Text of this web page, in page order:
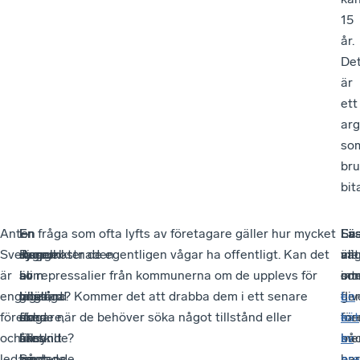
15
år.
är
ett
Anton
Svensson
är
engagerad
företagare,
och
–
Jag
som
inte
är
särskilt
En
djungel
av
tillstånd
och
tillsyn.
–
Regelkostnaden
är
höga,
förra
året
En fråga som ofta lyfts av företagare gäller hur mycket
synpunkter de egentligen vågar ha offentligt. Kan det
bli repressalier från kommunerna om de upplevs för
gnälliga? Kommer det att drabba dem i ett senare
skede när de behöver söka något tillstånd eller
liknande?
är
En
allt
om
L
o
k
om
en
kät
sv